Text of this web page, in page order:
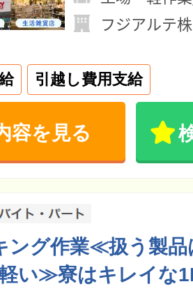
フジアルテ
引越し費用支給
容を見る
ング作業≪扱う製
い≫寮はキレイな